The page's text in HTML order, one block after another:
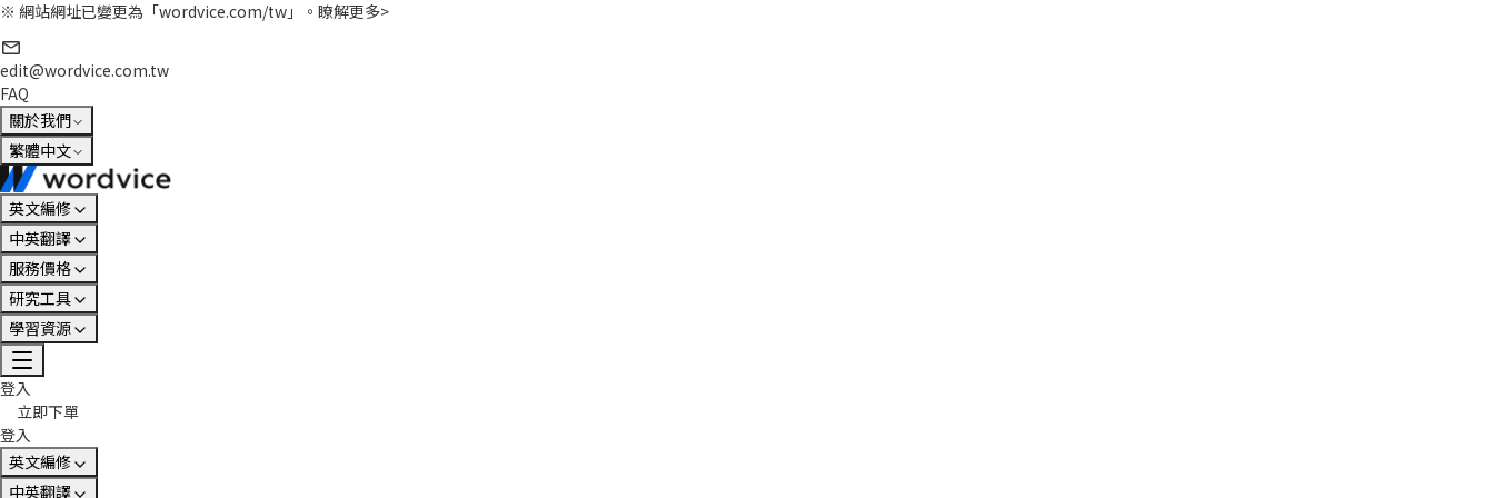
※ 網站網址已變更為「wordvice.com/tw」。 瞭解更多>
edit@wordvice.com.tw
FAQ
關於我們
繁體中文
英文編修
中英翻譯
服務價格
研究工具
學習資源
登入
立即下單
登入
英文編修
中英翻譯